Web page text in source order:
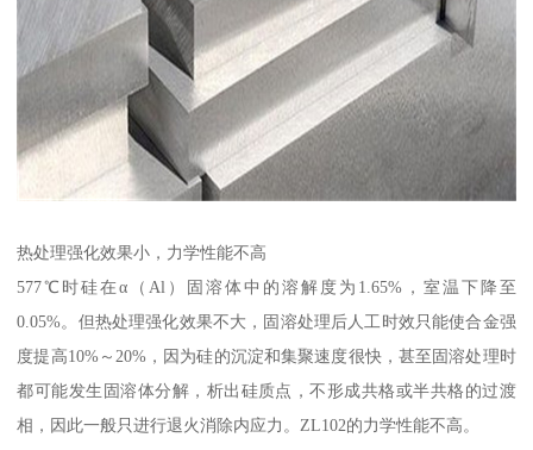
热处理强化效果小，力学性能不高
577℃时硅在α（Al）固溶体中的溶解度为1.65%，室温下降至
0.05%。但热处理强化效果不大，固溶处理后人工时效只能使合金强
度提高10%～20%，因为硅的沉淀和集聚速度很快，甚至固溶处理时
都可能发生固溶体分解，析出硅质点，不形成共格或半共格的过渡
相，因此一般只进行退火消除内应力。ZL102的力学性能不高。